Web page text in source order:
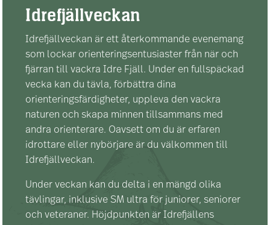
Idrefjällveckan
Idrefjällveckan är ett återkommande evenemang
som lockar orienteringsentusiaster från när och
fjärran till vackra Idre Fjäll. Under en fullspäckad
vecka kan du tävla, förbättra dina
orienteringsfärdigheter, uppleva den vackra
naturen och skapa minnen tillsammans med
andra orienterare. Oavsett om du är erfaren
idrottare eller nybörjare är du välkommen till
Idrefjällveckan.
Under veckan kan du delta i en mängd olika
tävlingar, inklusive SM ultra för juniorer, seniorer
och veteraner. Höjdpunkten är Idrefjällens